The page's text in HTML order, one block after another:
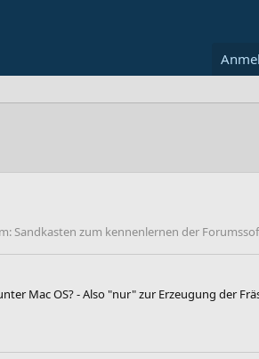
Sandkasten zum kennenlernen der
Mac OS? - Also "nur" zur Erzeugung der